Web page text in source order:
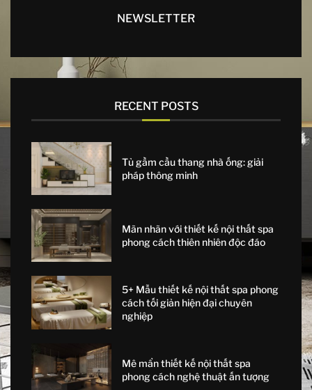
NEWSLETTER
RECENT POSTS
Tủ gầm cầu thang nhà ống: giải
pháp thông minh
Mãn nhãn với thiết kế nội thất spa
phong cách thiên nhiên độc đáo
5+ Mẫu thiết kế nội thất spa phong
cách tối giản hiện đại chuyên
nghiệp
Mê mẩn thiết kế nội thất spa
phong cách nghệ thuật ấn tượng